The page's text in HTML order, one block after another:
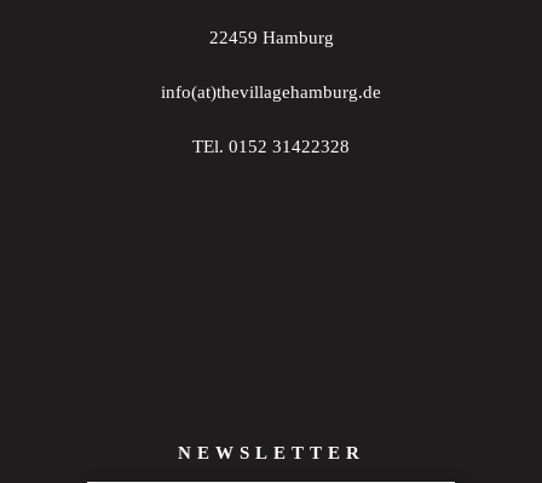
22459 Hamburg
info(at)thevillagehamburg.de
TEl. 0152 31422328
NEWSLETTER